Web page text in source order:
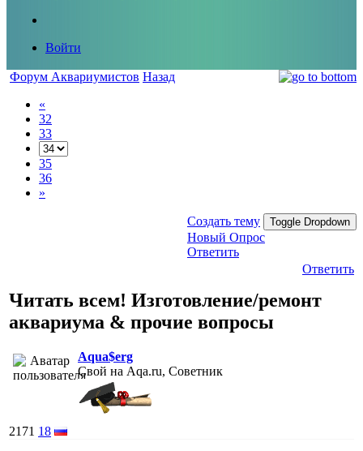
Войти
Форум Аквариумистов Назад
«
32
33
35
36
»
Создать тему Toggle Dropdown
Новый Опрос
Ответить
Ответить
Читать всем! Изготовление/ремонт
аквариума & прочие вопросы
Aqua$erg
Свой на Aqa.ru, Советник
2171 18